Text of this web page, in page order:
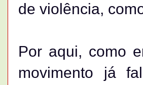
de violência,
Por aqui, como
movimento já